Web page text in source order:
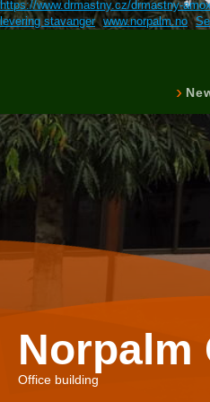
https://www.drmastny.cz/drmastny-
levering stavanger www.norpalm.no
Norpalm
Office building